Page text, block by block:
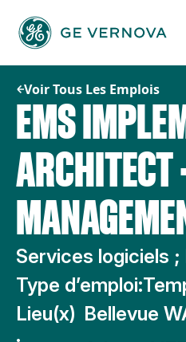
contenu
Voir Tous Les Emplois
EMS
ARCHITECT
Services logiciels ;
Type d’emploi:
Lieu(x) Bellevue